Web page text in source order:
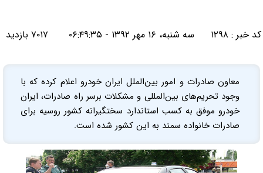
کد خبر : ۱۲۹۸ سه شنبه، ۱۶ مهر ۱۳۹۲ - ۰۶:۴۹:۳۵ ۷۰۱۷ بازدید
معاون صادرات و امور بین‌الملل ایران خودرو اعلام کرده که با
وجود تحریم‌های بین‌المللی و مشکلات برسر راه صادرات، ایران
خودرو موفق به کسب استاندارد سختگیرانه کشور روسیه برای
صادرات خانواده سمند به این کشور شده است.